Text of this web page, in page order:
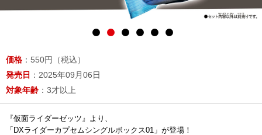
価格 ：550円（税込）
発売日 ：2025年09月06日
対象年齢 ：3才以上
『仮面ライダーゼッツ』より、
「DXライダーカプセムシングルボックス01」が登場！